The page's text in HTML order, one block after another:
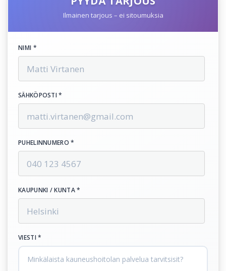
Ilmainen tarjous – ei sitoumuksia
NIMI *
SÄHKÖPOSTI *
PUHELINNUMERO *
KAUPUNKI / KUNTA *
VIESTI *